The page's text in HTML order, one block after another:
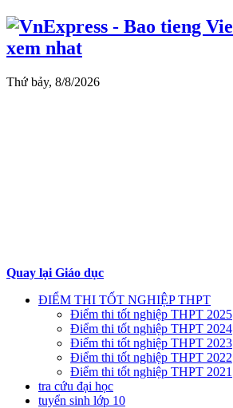
Thứ bảy, 8/8/2026
Quay lại Giáo dục
ĐIỂM THI TỐT NGHIỆP THPT
Điểm thi tốt nghiệp THPT 2025
Điểm thi tốt nghiệp THPT 2024
Điểm thi tốt nghiệp THPT 2023
Điểm thi tốt nghiệp THPT 2022
Điểm thi tốt nghiệp THPT 2021
tra cứu đại học
tuyển sinh lớp 10